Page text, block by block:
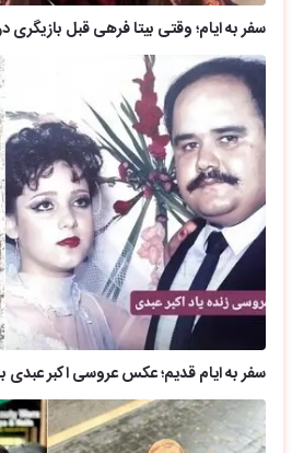
سفر به ایام؛ وقتی بیتا فرهی قبل بازیگری در
سفر به ایام قدیم؛ عکس عروسی اکبر عبدی با